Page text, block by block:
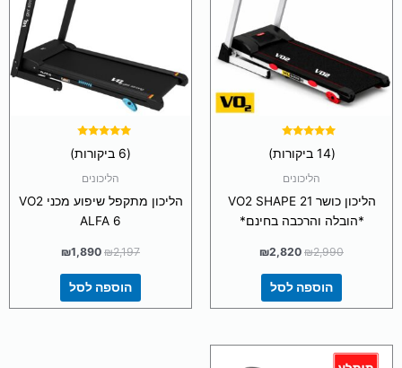
5.00
(14 ביקורות)
הליכונים
הליכון כושר VO2 SHAPE 21
*הובלה והרכבה בחינם*
₪2,990
₪2,820
הוספה לסל
5.00
(6 ביקורות)
הליכונים
הליכון מתקפל שיפוע מכני VO2
ALFA 6
₪2,197
₪1,890
הוספה לסל